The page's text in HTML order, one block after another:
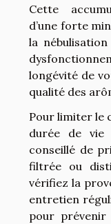
Cette
d’une forte
la
longévité de
qualité des
Pour limiter le
durée de vie
conseillé de
filtrée ou
vérifiez la
entretien
pour prévenir